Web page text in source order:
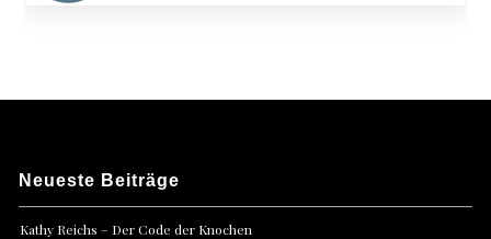
Neueste Beiträge
Kathy Reichs – Der Code der Knochen